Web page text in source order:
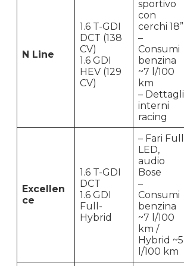
N Line
1.6 T-GDI
DCT (138
CV)
1.6 GDI
HEV (129
CV)
sportivo
con
cerchi 18”
–
Consumi
benzina
~7 l/100
km
– Dettagli
interni
racing
Excellen
ce
1.6 T-GDI
DCT
1.6 GDI
Full-
Hybrid
– Fari Full
LED,
audio
Bose
–
Consumi
benzina
~7 l/100
km /
Hybrid ~5
l/100 km